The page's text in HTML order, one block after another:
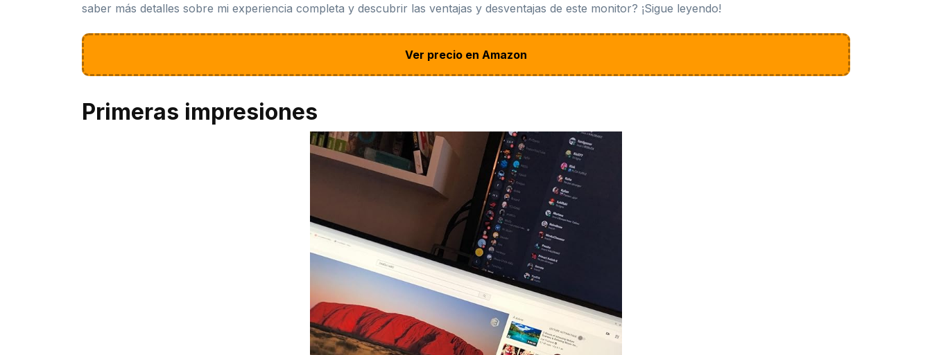
saber más detalles sobre mi experiencia completa y descubrir las ventajas y desventajas de este monitor? ¡Sigue leyendo!
Ver precio en Amazon
Primeras impresiones